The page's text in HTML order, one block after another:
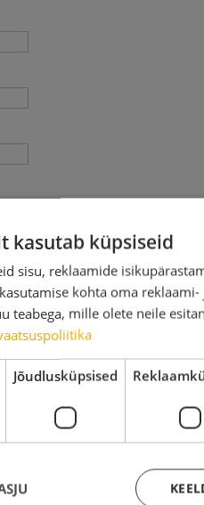
▾
kasutab küpsiseid
sisu, reklaamide
kohta oma
teabega, mille olete neile
Jõudlusküpsised